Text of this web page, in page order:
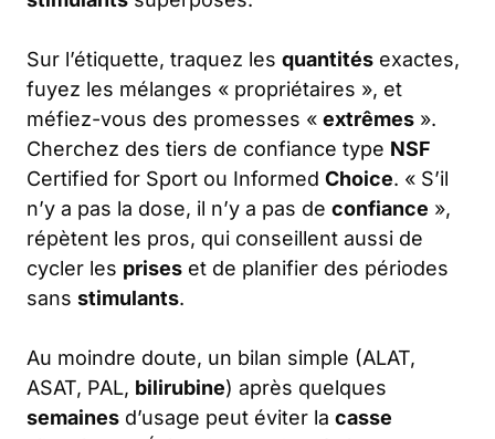
Sur l’étiquette, traquez les quantités exactes,
fuyez les mélanges « propriétaires », et
méfiez-vous des promesses « extrêmes ».
Cherchez des tiers de confiance type NSF
Certified for Sport ou Informed Choice. « S’il
n’y a pas la dose, il n’y a pas de confiance »,
répètent les pros, qui conseillent aussi de
cycler les prises et de planifier des périodes
sans stimulants.
Au moindre doute, un bilan simple (ALAT,
ASAT, PAL, bilirubine) après quelques
semaines d’usage peut éviter la casse